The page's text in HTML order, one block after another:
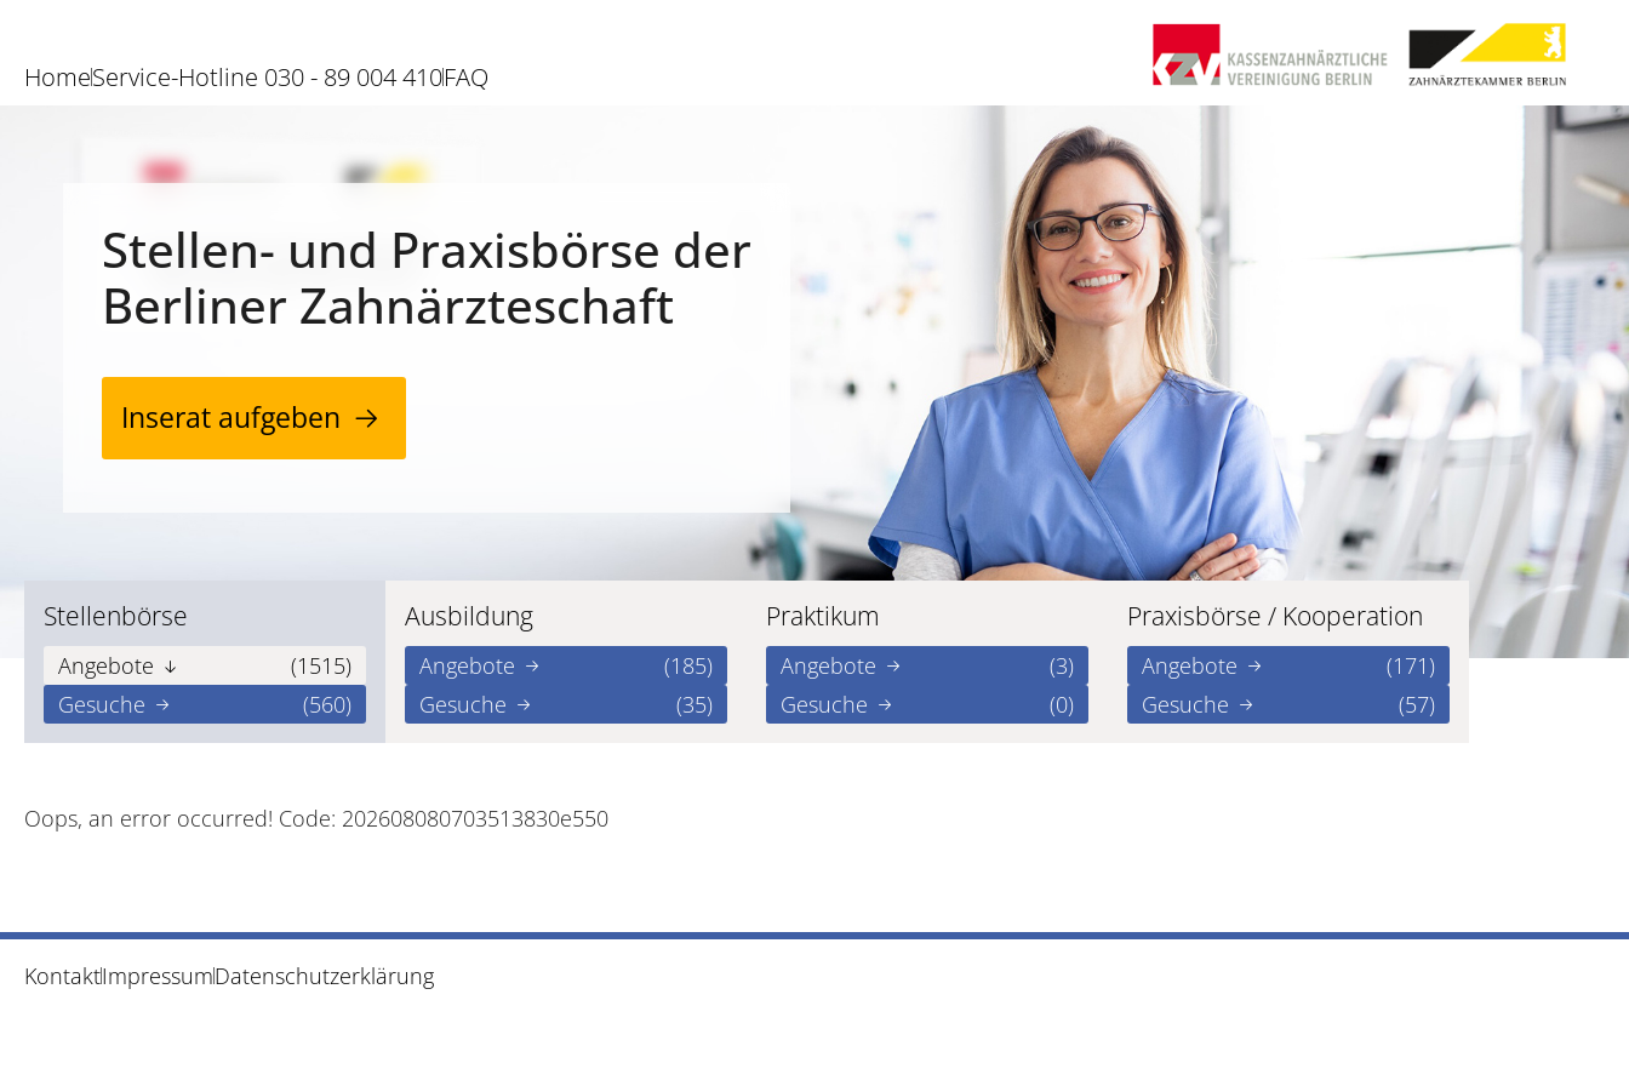
HomeService-Hotline 030 - 89 004 410FAQ
Stellen- und Praxisbörse der
Berliner Zahnärzteschaft
Inserat aufgeben
Stellenbörse
Angebote
(1515)
Gesuche
(560)
Ausbildung
Angebote
(185)
Gesuche
(35)
Praktikum
Angebote
(3)
Gesuche
(0)
Praxisbörse / Kooperation
Angebote
(171)
Gesuche
(57)
Oops, an error occurred! Code: 202608080703513830e550
KontaktImpressumDatenschutzerklärung